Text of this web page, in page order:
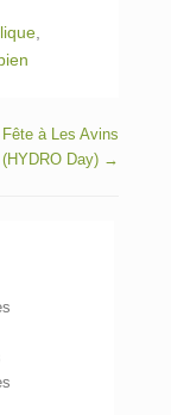
à Les Avins
(HYDRO Day) →